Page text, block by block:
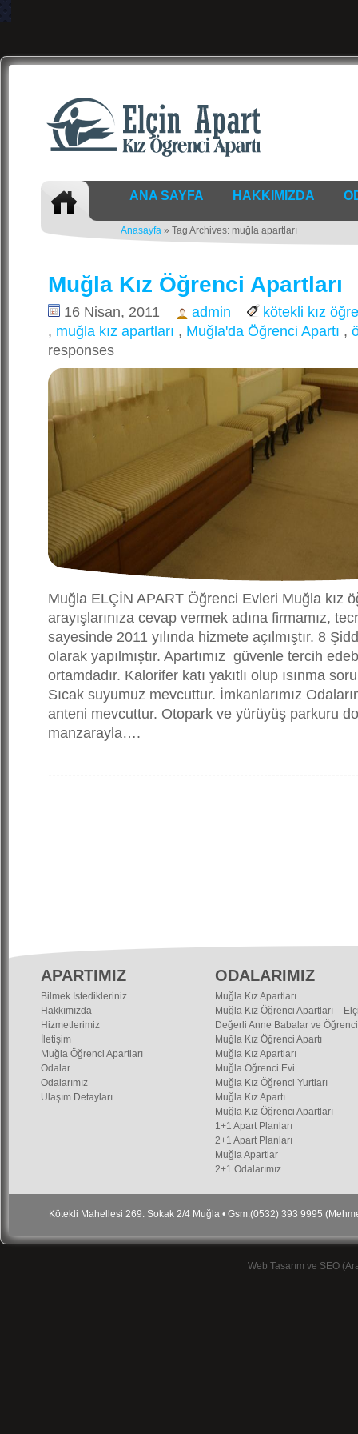
ANA SAYFA HAKKIMIZDA
Anasayfa » Tag Archives: muğla apartları
Muğla Kız Öğrenci Apartları
16 Nisan, 2011 admin
kötekli kız
, muğla kız apartları , Muğla'da Öğrenci Apartı ,
responses
Muğla ELÇİN APART Öğrenci Evleri Muğla kız
arayışlarınıza cevap vermek adına firmamız,
sayesinde 2011 yılında hizmete açılmıştır. 8
olarak yapılmıştır. Apartımız güvenle tercih
ortamdadır. Kalorifer katı yakıtlı olup ısınma
Sıcak suyumuz mevcuttur. İmkanlarımız
anteni mevcuttur. Otopark ve yürüyüş parkuru
manzarayla….
APARTIMIZ
Bilmek İstedikleriniz
Hakkımızda
Hizmetlerimiz
İletişim
Muğla Öğrenci Apartları
Odalar
Odalarımız
Ulaşım Detayları
ODALARIMIZ
Muğla Kız Apartları
Muğla Kız Öğrenci Apartları –
Değerli Anne Babalar ve
Muğla Kız Öğrenci Apartı
Muğla Kız Apartları
Muğla Öğrenci Evi
Muğla Kız Öğrenci Yurtları
Muğla Kız Apartı
Muğla Kız Öğrenci Apartları
1+1 Apart Planları
2+1 Apart Planları
Muğla Apartlar
2+1 Odalarımız
Kötekli Mahellesi 269. Sokak 2/4 Muğla • Gsm:(0532) 393 9995
Web Tasarım ve SEO